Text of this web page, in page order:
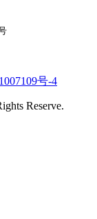
号-4
Reserve.